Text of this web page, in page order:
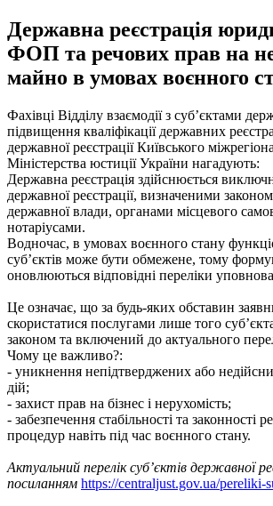
Державна реєстрація
ФОП та речових прав на
майно в умовах воєнного
Фахівці Відділу взаємодії з суб’єктами
підвищення кваліфікації державних
державної реєстрації Київського
Міністерства юстиції України нагадують:
Державна реєстрація здійснюється
державної реєстрації, визначеними
державної влади, органами місцевого
нотаріусами.
Водночас, в умовах воєнного стану
суб’єктів може бути обмежене, тому
оновлюються відповідні переліки
Це означає, що за будь-яких обставин
скористатися послугами лише того
законом та включений до актуального
Чому це важливо?:
- уникнення непідтверджених або
дій;
- захист прав на бізнес і нерухомість;
- забезпечення стабільності та законності
процедур навіть під час воєнного стану.
Актуальний перелік суб’єктів державної
посиланням https://centraljust.gov.ua/pereliki-